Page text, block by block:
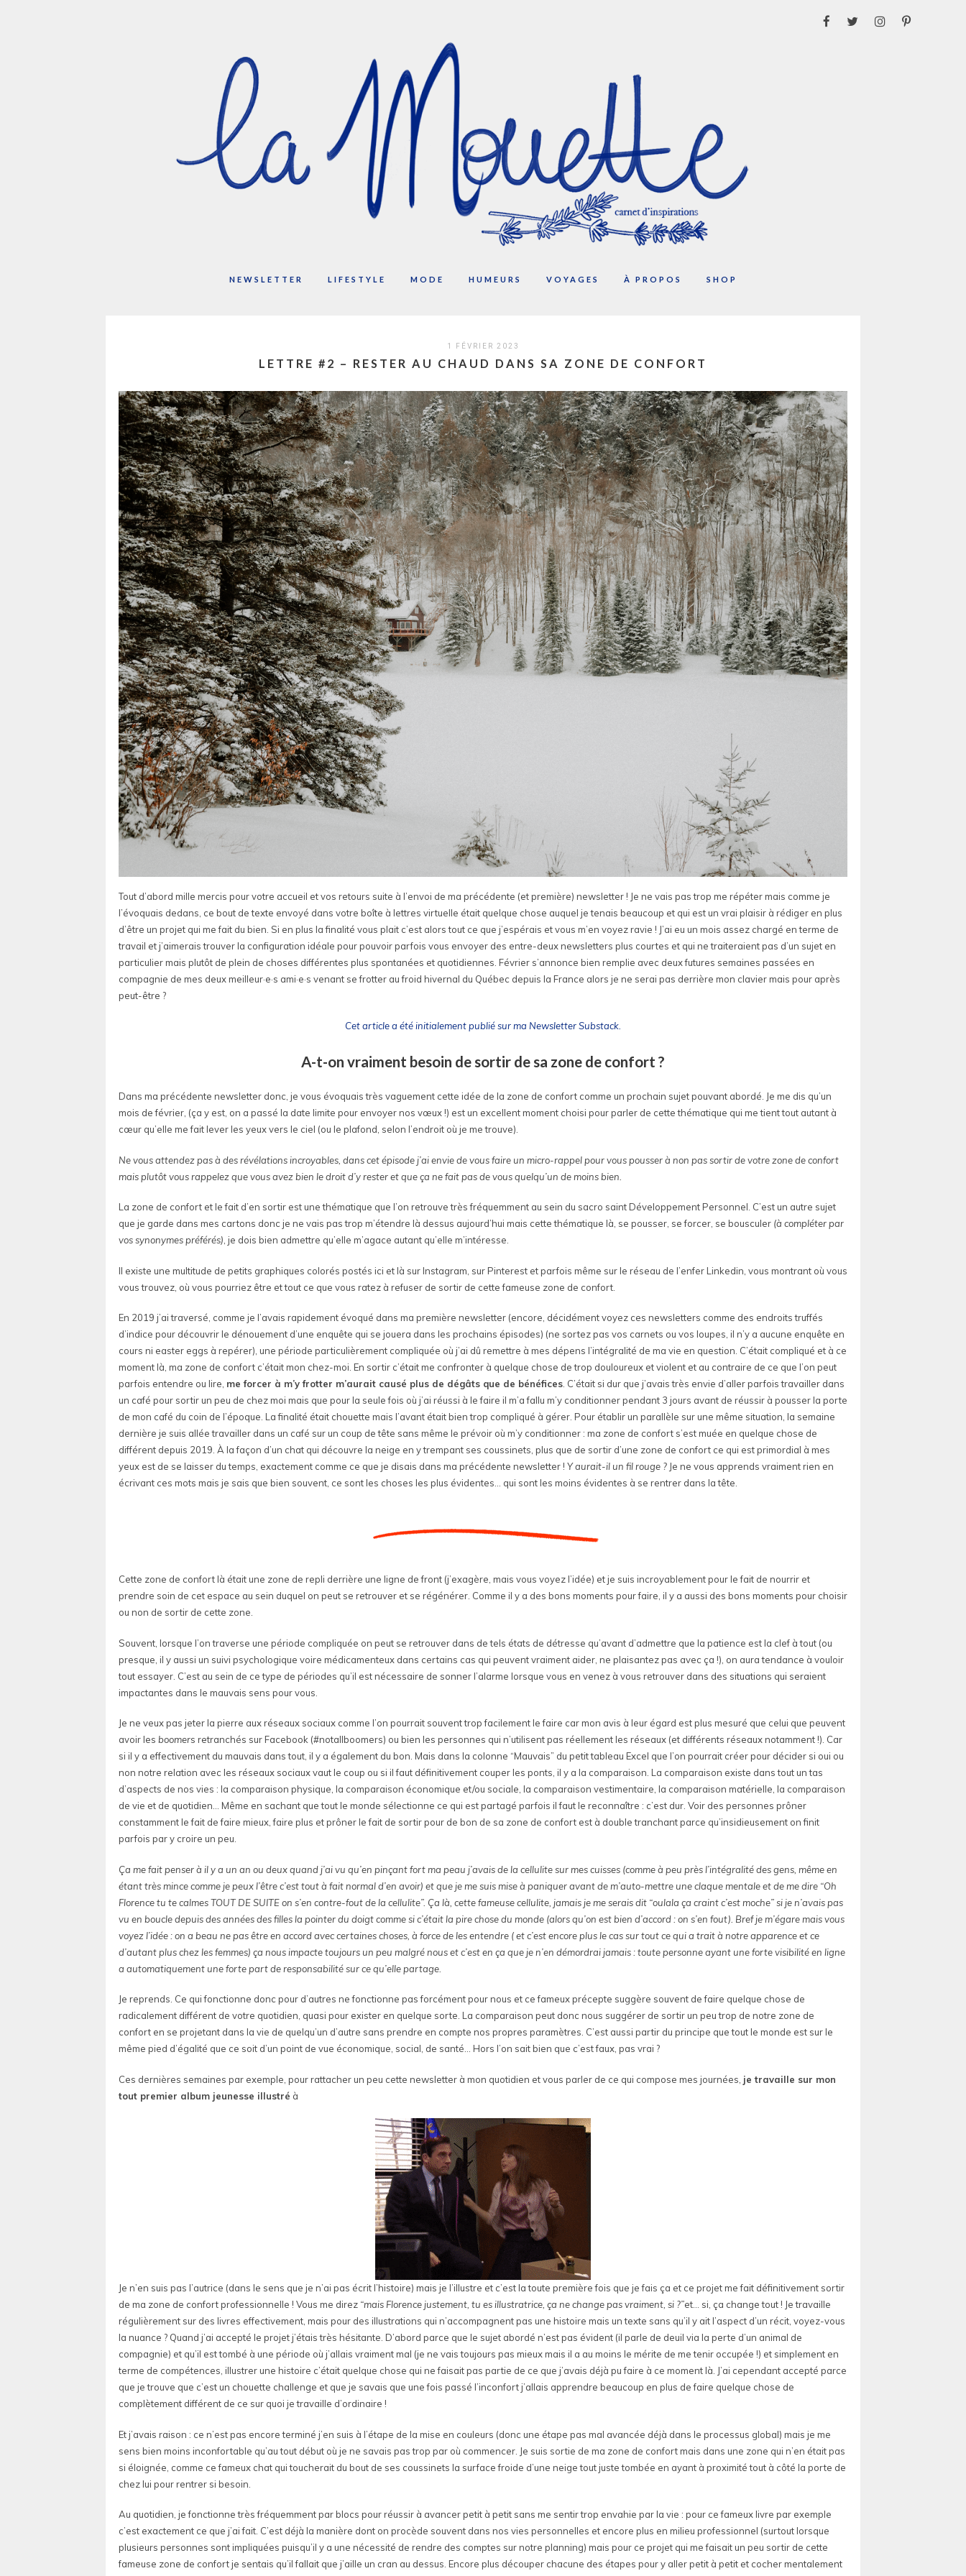
NEWSLETTER LIFESTYLE MODE HUMEURS VOYAGES À PROPOS SHOP
1 FÉVRIER 2023
LETTRE #2 – RESTER AU CHAUD DANS SA ZONE DE CONFORT
Tout d’abord mille mercis pour votre accueil et vos retours suite à l’envoi de ma précédente (et première) newsletter ! Je ne vais pas trop me répéter mais comme je
l’évoquais dedans, ce bout de texte envoyé dans votre boîte à lettres virtuelle était quelque chose auquel je tenais beaucoup et qui est un vrai plaisir à rédiger en plus
d’être un projet qui me fait du bien. Si en plus la finalité vous plait c’est alors tout ce que j’espérais et vous m’en voyez ravie ! J’ai eu un mois assez chargé en terme de
travail et j’aimerais trouver la configuration idéale pour pouvoir parfois vous envoyer des entre-deux newsletters plus courtes et qui ne traiteraient pas d’un sujet en
particulier mais plutôt de plein de choses différentes plus spontanées et quotidiennes. Février s’annonce bien remplie avec deux futures semaines passées en
compagnie de mes deux meilleur·e·s ami·e·s venant se frotter au froid hivernal du Québec depuis la France alors je ne serai pas derrière mon clavier mais pour après
peut-être ?
Cet article a été initialement publié sur ma Newsletter Substack.
A-t-on vraiment besoin de sortir de sa zone de confort ?
Dans ma précédente newsletter donc, je vous évoquais très vaguement cette idée de la zone de confort comme un prochain sujet pouvant abordé. Je me dis qu’un
mois de février, (ça y est, on a passé la date limite pour envoyer nos vœux !) est un excellent moment choisi pour parler de cette thématique qui me tient tout autant à
cœur qu’elle me fait lever les yeux vers le ciel (ou le plafond, selon l’endroit où je me trouve).
Ne vous attendez pas à des révélations incroyables, dans cet épisode j’ai envie de vous faire un micro-rappel pour vous pousser à non pas sortir de votre zone de confort
mais plutôt vous rappelez que vous avez bien le droit d’y rester et que ça ne fait pas de vous quelqu’un de moins bien.
La zone de confort et le fait d’en sortir est une thématique que l’on retrouve très fréquemment au sein du sacro saint Développement Personnel. C’est un autre sujet
que je garde dans mes cartons donc je ne vais pas trop m’étendre là dessus aujourd’hui mais cette thématique là, se pousser, se forcer, se bousculer (à compléter par
vos synonymes préférés), je dois bien admettre qu’elle m’agace autant qu’elle m’intéresse.
Il existe une multitude de petits graphiques colorés postés ici et là sur Instagram, sur Pinterest et parfois même sur le réseau de l’enfer Linkedin, vous montrant où vous
vous trouvez, où vous pourriez être et tout ce que vous ratez à refuser de sortir de cette fameuse zone de confort.
En 2019 j’ai traversé, comme je l’avais rapidement évoqué dans ma première newsletter (encore, décidément voyez ces newsletters comme des endroits truffés
d’indice pour découvrir le dénouement d’une enquête qui se jouera dans les prochains épisodes) (ne sortez pas vos carnets ou vos loupes, il n’y a aucune enquête en
cours ni easter eggs à repérer), une période particulièrement compliquée où j’ai dû remettre à mes dépens l’intégralité de ma vie en question. C’était compliqué et à ce
moment là, ma zone de confort c’était mon chez-moi. En sortir c’était me confronter à quelque chose de trop douloureux et violent et au contraire de ce que l’on peut
parfois entendre ou lire, me forcer à m’y frotter m’aurait causé plus de dégâts que de bénéfices. C’était si dur que j’avais très envie d’aller parfois travailler dans
un café pour sortir un peu de chez moi mais que pour la seule fois où j’ai réussi à le faire il m’a fallu m’y conditionner pendant 3 jours avant de réussir à pousser la porte
de mon café du coin de l’époque. La finalité était chouette mais l’avant était bien trop compliqué à gérer. Pour établir un parallèle sur une même situation, la semaine
dernière je suis allée travailler dans un café sur un coup de tête sans même le prévoir où m’y conditionner : ma zone de confort s’est muée en quelque chose de
différent depuis 2019. À la façon d’un chat qui découvre la neige en y trempant ses coussinets, plus que de sortir d’une zone de confort ce qui est primordial à mes
yeux est de se laisser du temps, exactement comme ce que je disais dans ma précédente newsletter ! Y aurait-il un fil rouge ? Je ne vous apprends vraiment rien en
écrivant ces mots mais je sais que bien souvent, ce sont les choses les plus évidentes… qui sont les moins évidentes à se rentrer dans la tête.
Cette zone de confort là était une zone de repli derrière une ligne de front (j’exagère, mais vous voyez l’idée) et je suis incroyablement pour le fait de nourrir et
prendre soin de cet espace au sein duquel on peut se retrouver et se régénérer. Comme il y a des bons moments pour faire, il y a aussi des bons moments pour choisir
ou non de sortir de cette zone.
Souvent, lorsque l’on traverse une période compliquée on peut se retrouver dans de tels états de détresse qu’avant d’admettre que la patience est la clef à tout (ou
presque, il y aussi un suivi psychologique voire médicamenteux dans certains cas qui peuvent vraiment aider, ne plaisantez pas avec ça !), on aura tendance à vouloir
tout essayer. C’est au sein de ce type de périodes qu’il est nécessaire de sonner l’alarme lorsque vous en venez à vous retrouver dans des situations qui seraient
impactantes dans le mauvais sens pour vous.
Je ne veux pas jeter la pierre aux réseaux sociaux comme l’on pourrait souvent trop facilement le faire car mon avis à leur égard est plus mesuré que celui que peuvent
avoir les boomers retranchés sur Facebook (#notallboomers) ou bien les personnes qui n’utilisent pas réellement les réseaux (et différents réseaux notamment !). Car
si il y a effectivement du mauvais dans tout, il y a également du bon. Mais dans la colonne “Mauvais” du petit tableau Excel que l’on pourrait créer pour décider si oui ou
non notre relation avec les réseaux sociaux vaut le coup ou si il faut définitivement couper les ponts, il y a la comparaison. La comparaison existe dans tout un tas
d’aspects de nos vies : la comparaison physique, la comparaison économique et/ou sociale, la comparaison vestimentaire, la comparaison matérielle, la comparaison
de vie et de quotidien… Même en sachant que tout le monde sélectionne ce qui est partagé parfois il faut le reconnaître : c’est dur. Voir des personnes prôner
constamment le fait de faire mieux, faire plus et prôner le fait de sortir pour de bon de sa zone de confort est à double tranchant parce qu’insidieusement on finit
parfois par y croire un peu.
Ça me fait penser à il y a un an ou deux quand j’ai vu qu’en pinçant fort ma peau j’avais de la cellulite sur mes cuisses (comme à peu près l’intégralité des gens, même en
étant très mince comme je peux l’être c’est tout à fait normal d’en avoir) et que je me suis mise à paniquer avant de m’auto-mettre une claque mentale et de me dire “Oh
Florence tu te calmes TOUT DE SUITE on s’en contre-fout de la cellulite”. Ça là, cette fameuse cellulite, jamais je me serais dit “oulala ça craint c’est moche” si je n’avais pas
vu en boucle depuis des années des filles la pointer du doigt comme si c’était la pire chose du monde (alors qu’on est bien d’accord : on s’en fout). Bref je m’égare mais vous
voyez l’idée : on a beau ne pas être en accord avec certaines choses, à force de les entendre ( et c’est encore plus le cas sur tout ce qui a trait à notre apparence et ce
d’autant plus chez les femmes) ça nous impacte toujours un peu malgré nous et c’est en ça que je n’en démordrai jamais : toute personne ayant une forte visibilité en ligne
a automatiquement une forte part de responsabilité sur ce qu’elle partage.
Je reprends. Ce qui fonctionne donc pour d’autres ne fonctionne pas forcément pour nous et ce fameux précepte suggère souvent de faire quelque chose de
radicalement différent de votre quotidien, quasi pour exister en quelque sorte. La comparaison peut donc nous suggérer de sortir un peu trop de notre zone de
confort en se projetant dans la vie de quelqu’un d’autre sans prendre en compte nos propres paramètres. C’est aussi partir du principe que tout le monde est sur le
même pied d’égalité que ce soit d’un point de vue économique, social, de santé… Hors l’on sait bien que c’est faux, pas vrai ?
Ces dernières semaines par exemple, pour rattacher un peu cette newsletter à mon quotidien et vous parler de ce qui compose mes journées, je travaille sur mon
tout premier album jeunesse illustré à
Je n’en suis pas l’autrice (dans le sens que je n’ai pas écrit l’histoire) mais je l’illustre et c’est la toute première fois que je fais ça et ce projet me fait définitivement sortir
de ma zone de confort professionnelle ! Vous me direz “mais Florence justement, tu es illustratrice, ça ne change pas vraiment, si ?”et… si, ça change tout ! Je travaille
régulièrement sur des livres effectivement, mais pour des illustrations qui n’accompagnent pas une histoire mais un texte sans qu’il y ait l’aspect d’un récit, voyez-vous
la nuance ? Quand j’ai accepté le projet j’étais très hésitante. D’abord parce que le sujet abordé n’est pas évident (il parle de deuil via la perte d’un animal de
compagnie) et qu’il est tombé à une période où j’allais vraiment mal (je ne vais toujours pas mieux mais il a au moins le mérite de me tenir occupée !) et simplement en
terme de compétences, illustrer une histoire c’était quelque chose qui ne faisait pas partie de ce que j’avais déjà pu faire à ce moment là. J’ai cependant accepté parce
que je trouve que c’est un chouette challenge et que je savais que une fois passé l’inconfort j’allais apprendre beaucoup en plus de faire quelque chose de
complètement différent de ce sur quoi je travaille d’ordinaire !
Et j’avais raison : ce n’est pas encore terminé j’en suis à l’étape de la mise en couleurs (donc une étape pas mal avancée déjà dans le processus global) mais je me
sens bien moins inconfortable qu’au tout début où je ne savais pas trop par où commencer. Je suis sortie de ma zone de confort mais dans une zone qui n’en était pas
si éloignée, comme ce fameux chat qui toucherait du bout de ses coussinets la surface froide d’une neige tout juste tombée en ayant à proximité tout à côté la porte de
chez lui pour rentrer si besoin.
Au quotidien, je fonctionne très fréquemment par blocs pour réussir à avancer petit à petit sans me sentir trop envahie par la vie : pour ce fameux livre par exemple
c’est exactement ce que j’ai fait. C’est déjà la manière dont on procède souvent dans nos vies personnelles et encore plus en milieu professionnel (surtout lorsque
plusieurs personnes sont impliquées puisqu’il y a une nécessité de rendre des comptes sur notre planning) mais pour ce projet qui me faisait un peu sortir de cette
fameuse zone de confort je sentais qu’il fallait que j’aille un cran au dessus. Encore plus découper chacune des étapes pour y aller petit à petit et cocher mentalement